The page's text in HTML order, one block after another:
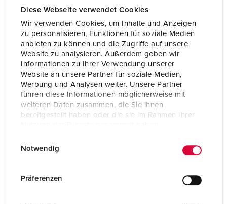
Diese Webseite verwendet Cookies
Wir verwenden Cookies, um Inhalte und Anzeigen
zu personalisieren, Funktionen für soziale Medien
anbieten zu können und die Zugriffe auf unsere
Website zu analysieren. Außerdem geben wir
Informationen zu Ihrer Verwendung unserer
Website an unsere Partner für soziale Medien,
Werbung und Analysen weiter. Unsere Partner
führen diese Informationen möglicherweise mit
weiteren Daten zusammen, die Sie ihnen
bereitgestellt haben oder die sie im Rahmen Ihrer
Notwendig
Präferenzen
Certificeringen EAC
Combinatie uit
voorraad
B